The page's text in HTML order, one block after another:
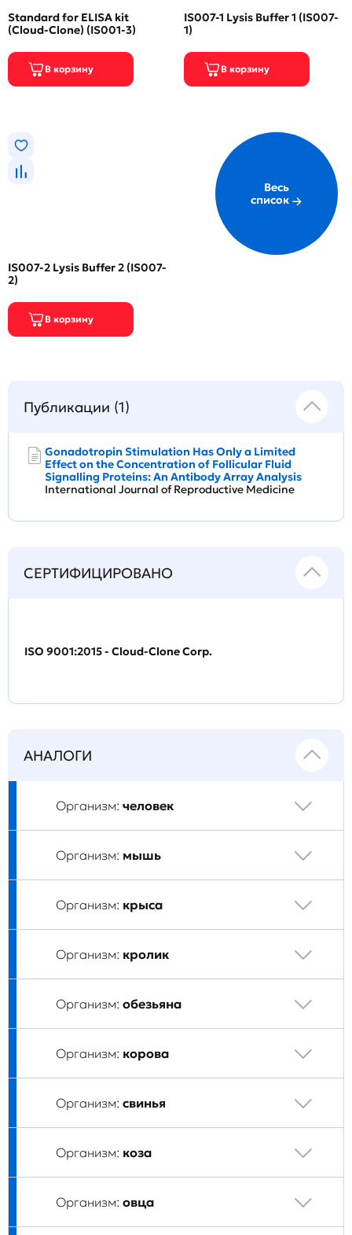
Standard for ELISA kit
(Cloud-Clone) (IS001-3)
IS007-1 Lysis Buffer 1 (IS007-
1)
IS007-2 Lysis Buffer 2 (IS007-
2)
Весь
список
Публикации (1)
Gonadotropin Stimulation Has Only a Limited
Effect on the Concentration of Follicular Fluid
Signalling Proteins: An Antibody Array Analysis
International Journal of Reproductive Medicine
СЕРТИФИЦИРОВАНО
ISO 9001:2015 - Cloud-Clone Corp.
АНАЛОГИ
Организм: человек
Организм: мышь
Организм: крыса
Организм: кролик
Организм: обезьяна
Организм: корова
Организм: свинья
Организм: коза
Организм: овца